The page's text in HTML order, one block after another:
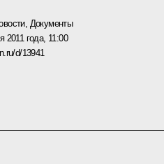
, Документы
2011 года, 11:00
d/13941